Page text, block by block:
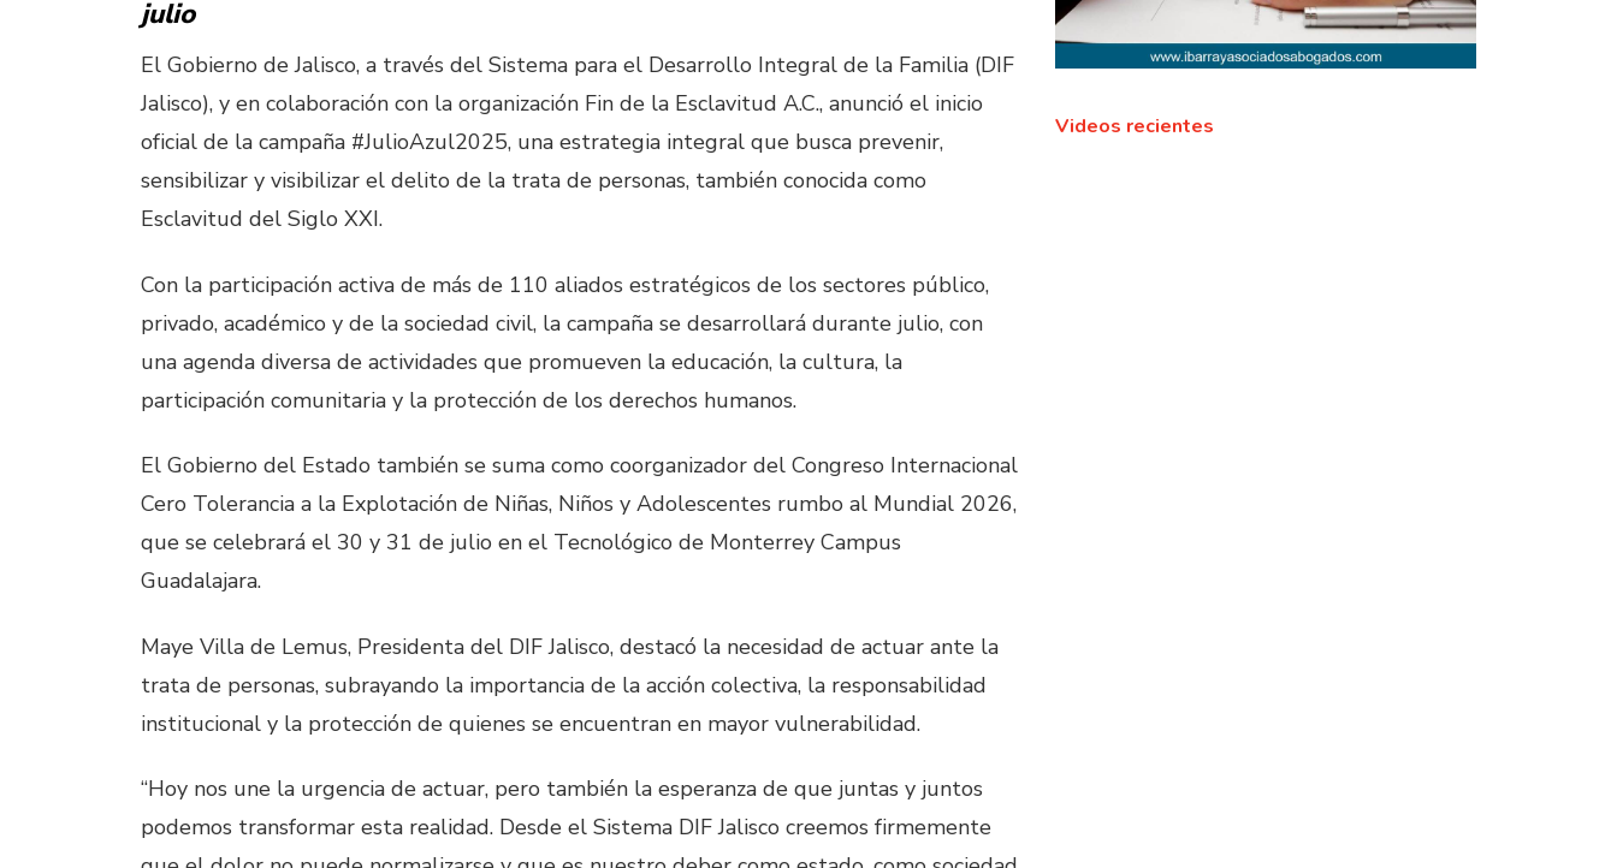
julio
El Gobierno de Jalisco, a través del Sistema para el Desarrollo Integral de la Familia (DIF
Jalisco), y en colaboración con la organización Fin de la Esclavitud A.C., anunció el inicio
oficial de la campaña #JulioAzul2025, una estrategia integral que busca prevenir,
sensibilizar y visibilizar el delito de la trata de personas, también conocida como
Esclavitud del Siglo XXI.
Con la participación activa de más de 110 aliados estratégicos de los sectores público,
privado, académico y de la sociedad civil, la campaña se desarrollará durante julio, con
una agenda diversa de actividades que promueven la educación, la cultura, la
participación comunitaria y la protección de los derechos humanos.
El Gobierno del Estado también se suma como coorganizador del Congreso Internacional
Cero Tolerancia a la Explotación de Niñas, Niños y Adolescentes rumbo al Mundial 2026,
que se celebrará el 30 y 31 de julio en el Tecnológico de Monterrey Campus
Guadalajara.
Maye Villa de Lemus, Presidenta del DIF Jalisco, destacó la necesidad de actuar ante la
trata de personas, subrayando la importancia de la acción colectiva, la responsabilidad
institucional y la protección de quienes se encuentran en mayor vulnerabilidad.
“Hoy nos une la urgencia de actuar, pero también la esperanza de que juntas y juntos
podemos transformar esta realidad. Desde el Sistema DIF Jalisco creemos firmemente
Videos recientes